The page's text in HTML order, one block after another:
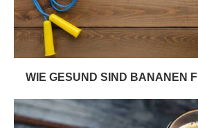
WIE GESUND SIND BANANEN